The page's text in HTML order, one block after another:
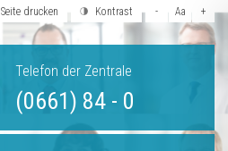
Seite drucken Kontrast - Aa +
Telefon der Zentrale
(0661) 84 - 0